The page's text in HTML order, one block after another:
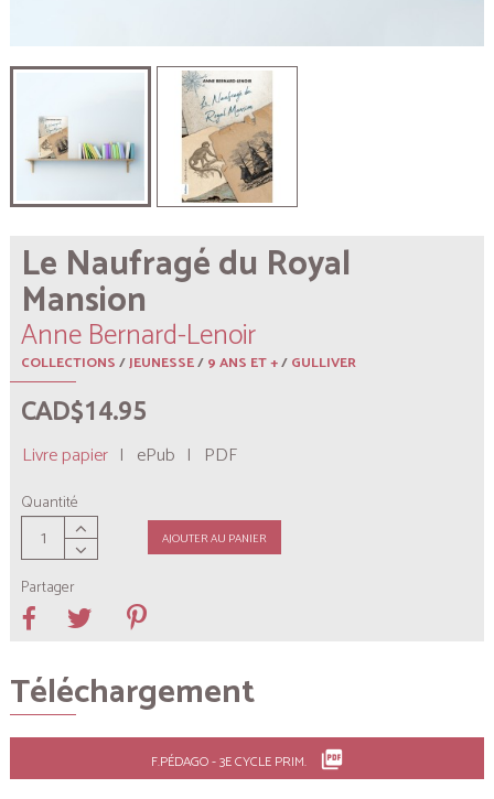
Le Naufragé du Royal
Mansion
Anne Bernard-Lenoir
COLLECTIONS/JEUNESSE/9 ANS ET +/GULLIVER
CAD$14.95
Livre papier | ePub | PDF
Quantité
AJOUTER AU PANIER
Partager
Téléchargement
F.PÉDAGO - 3E CYCLE PRIM. picture_as_pdf